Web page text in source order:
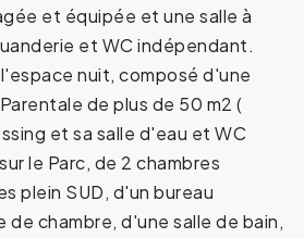
et équipée et une salle à
et WC indépendant.
nuit, composé d'une
de plus de 50 m2 (
et sa salle d'eau et WC
le Parc, de 2 chambres
plein SUD, d'un bureau
chambre, d'une salle de bain,